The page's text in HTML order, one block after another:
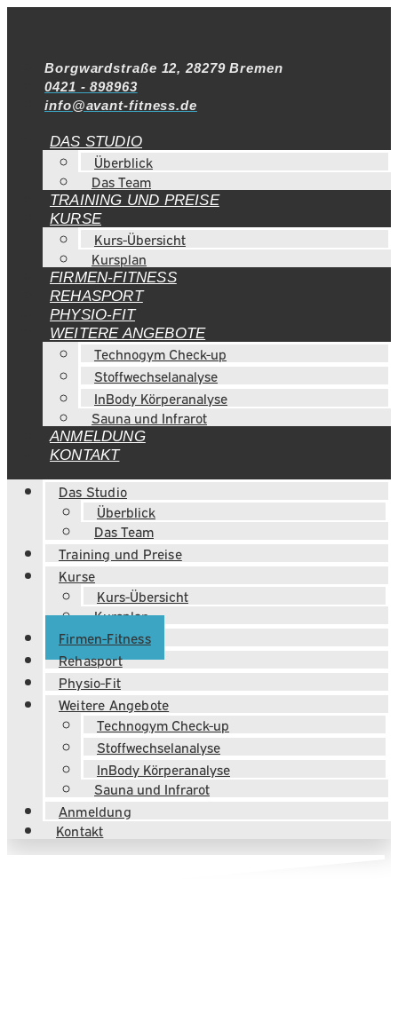
Borgwardstraße 12, 28279 Bremen
0421 - 898963
info@avant-fitness.de
DAS STUDIO
Überblick
Das Team
TRAINING UND PREISE
KURSE
Kurs-Übersicht
Kursplan
FIRMEN-FITNESS
REHASPORT
PHYSIO-FIT
WEITERE ANGEBOTE
Technogym Check-up
Stoffwechselanalyse
InBody Körperanalyse
Sauna und Infrarot
ANMELDUNG
KONTAKT
Das Studio
Überblick
Das Team
Training und Preise
Kurse
Kurs-Übersicht
Kursplan
Firmen-Fitness
Rehasport
Physio-Fit
Weitere Angebote
Technogym Check-up
Stoffwechselanalyse
InBody Körperanalyse
Sauna und Infrarot
Anmeldung
Kontakt